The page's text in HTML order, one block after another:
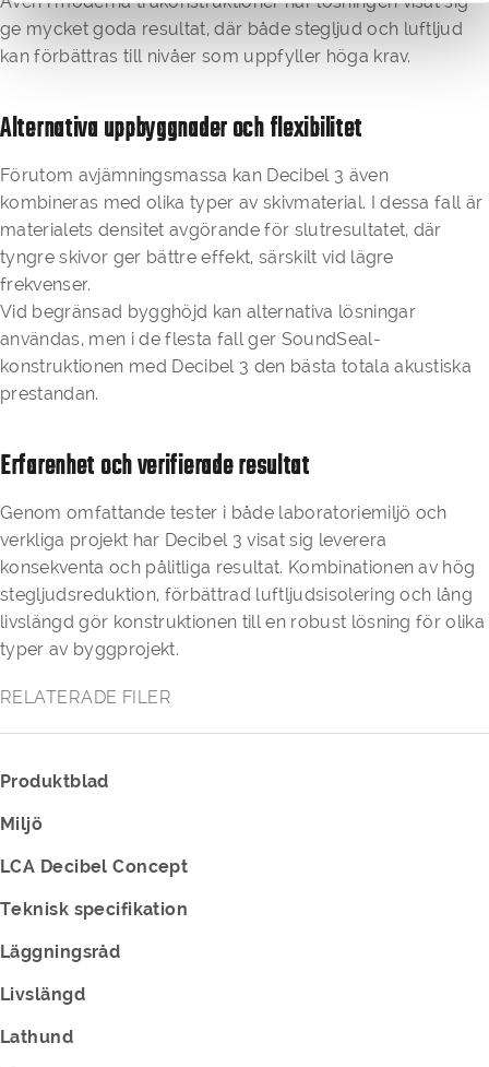
ge mycket goda resultat, där både stegljud och luftljud
kan förbättras till nivåer som uppfyller höga krav.
Alternativa uppbyggnader och flexibilitet
Förutom avjämningsmassa kan Decibel 3 även
kombineras med olika typer av skivmaterial. I dessa fall är
materialets densitet avgörande för slutresultatet, där
tyngre skivor ger bättre effekt, särskilt vid lägre
frekvenser.
Vid begränsad bygghöjd kan alternativa lösningar
användas, men i de flesta fall ger SoundSeal-
konstruktionen med Decibel 3 den bästa totala akustiska
prestandan.
Erfarenhet och verifierade resultat
Genom omfattande tester i både laboratoriemiljö och
verkliga projekt har Decibel 3 visat sig leverera
konsekventa och pålitliga resultat. Kombinationen av hög
stegljudsreduktion, förbättrad luftljudsisolering och lång
livslängd gör konstruktionen till en robust lösning för olika
typer av byggprojekt.
RELATERADE FILER
Produktblad
Miljö
LCA Decibel Concept
Teknisk specifikation
Läggningsråd
Livslängd
Lathund